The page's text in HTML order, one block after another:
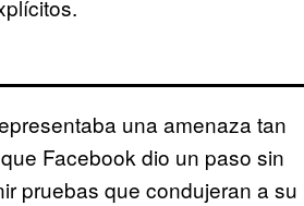
una amenaza tan
Facebook dio un paso sin
pruebas que condujeran a su